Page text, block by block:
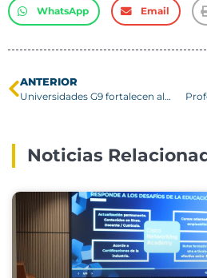
WhatsApp Email
ANTERIOR
Universidades G9 fortalecen alianzas internacionales en histórico encuentro entre el CRUCH y la CRUE
Noticias